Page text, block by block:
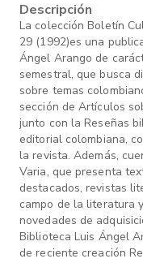
Descripción
La colección Boletín
29 (1992)es una
Ángel Arango de
semestral, que busca
sobre temas
sección de Artículos
junto con la Reseñas
editorial colombiana,
la revista. Además,
Varia, que presenta
destacados, revistas
campo de la literatura
novedades de
Biblioteca Luis Ángel
de reciente creación